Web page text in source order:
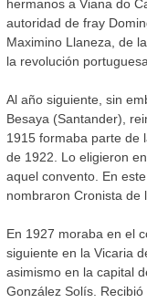
hermanos a Viana do
autoridad de fray
Maximino Llaneza, de
la revolución portuguesa.
Al año siguiente, sin
Besaya (Santander),
1915 formaba parte de
de 1922. Lo eligieron
aquel convento. En
nombraron Cronista de
En 1927 moraba en el
siguiente en la Vicaria
asimismo en la capital
González Solís.